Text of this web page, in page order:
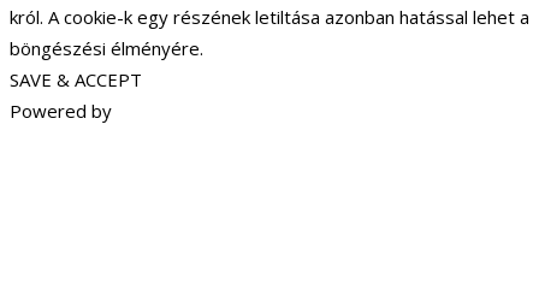
król. A cookie-k egy részének letiltása azonban hatással lehet a
böngészési élményére.
SAVE & ACCEPT
Powered by